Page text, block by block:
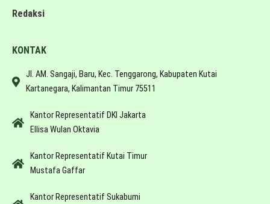
Redaksi
KONTAK
Jl. AM. Sangaji, Baru, Kec. Tenggarong, Kabupaten Kutai
Kartanegara, Kalimantan Timur 75511
Kantor Representatif DKI Jakarta
Ellisa Wulan Oktavia
Kantor Representatif Kutai Timur
Mustafa Gaffar
Kantor Representatif Sukabumi